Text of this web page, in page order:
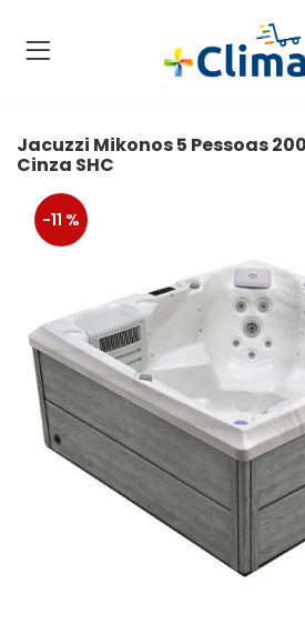
renováveis )
Jacuzzi Mikonos 5 Pessoas
Cinza SHC
-11 %